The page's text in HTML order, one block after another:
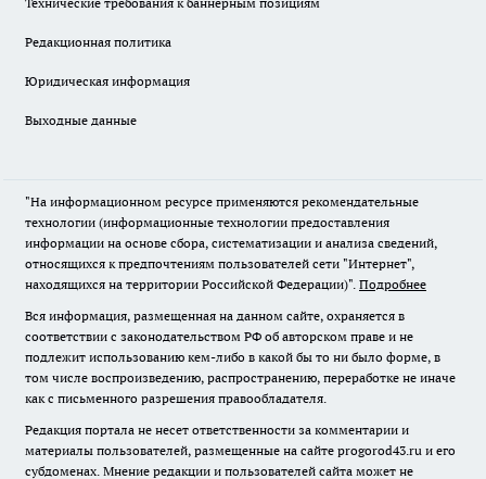
Редакционная политика
Юридическая информация
Выходные данные
"На информационном ресурсе применяются рекомендательные
технологии (информационные технологии предоставления
информации на основе сбора, систематизации и анализа сведений,
относящихся к предпочтениям пользователей сети "Интернет",
находящихся на территории Российской Федерации)". Подробнее
Вся информация, размещенная на данном сайте, охраняется в
соответствии с законодательством РФ об авторском праве и не
подлежит использованию кем-либо в какой бы то ни было форме, в
том числе воспроизведению, распространению, переработке не иначе
как с письменного разрешения правообладателя.
Редакция портала не несет ответственности за комментарии и
материалы пользователей, размещенные на сайте progorod43.ru и его
субдоменах. Мнение редакции и пользователей сайта может не